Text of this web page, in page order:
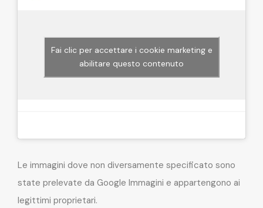
Fai clic per accettare i cookie marketing e
abilitare questo contenuto
Le immagini dove non diversamente specificato sono
state prelevate da Google Immagini e appartengono ai
legittimi proprietari.